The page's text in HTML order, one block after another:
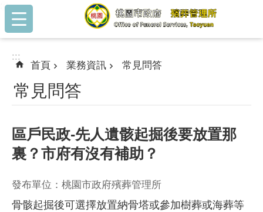
跳到主要內容區塊
:::
:::
首頁 業務資訊 常見問答
常見問答
區戶民政-先人遺骸起掘後要放置那
裏？市府有沒有補助？
發布單位：桃園市政府殯葬管理所
骨骸起掘後可選擇放置納骨塔或參加樹葬或海葬等